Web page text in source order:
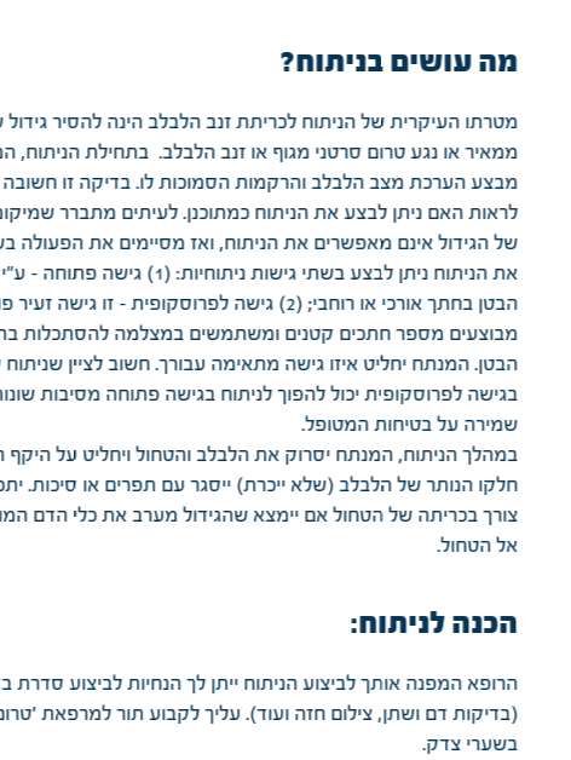
מה עושים בניתוח?
מטרתו העיקרית של הניתוח לכריתת זנב הלבלב הינה להסיר גידול
ממאיר או נגע טרום סרטני מגוף או זנב הלבלב. בתחילת הניתוח,
מבצע הערכת מצב הלבלב והרקמות הסמוכות לו. בדיקה זו
לראות האם ניתן לבצע את הניתוח כמתוכנן. לעיתים מתברר
של הגידול אינם מאפשרים את הניתוח, ואז מסיימים את הפעולה
את הניתוח ניתן לבצע בשתי גישות ניתוחיות: (1)
הבטן בחתך אורכי או רוחבי; (2) גישה לפרוסקופית – זו
מבוצעים מספר חתכים קטנים ומשתמשים במצלמה להסתכלות
הבטן. המנתח יחליט איזו גישה מתאימה עבורך. חשוב לציין
בגישה לפרוסקופית יכול להפוך לניתוח בגישה פתוחה מסיבות
שמירה על בטיחות המטופל.
במהלך הניתוח, המנתח יסרוק את הלבלב והטחול ויחליט על היקף
חלקו הנותר של הלבלב (שלא ייכרת) ייסגר עם תפרים או סיכות.
צורך בכריתה של הטחול אם יימצא שהגידול מערב את כלי הדם
אל הטחול.
הכנה לניתוח:
הרופא המפנה אותך לביצוע הניתוח ייתן לך הנחיות לביצוע סדרת
(בדיקות דם ושתן, צילום חזה ועוד). עליך לקבוע תור למרפאת
בשערי צדק.